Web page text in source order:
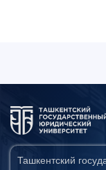
Ташкентский